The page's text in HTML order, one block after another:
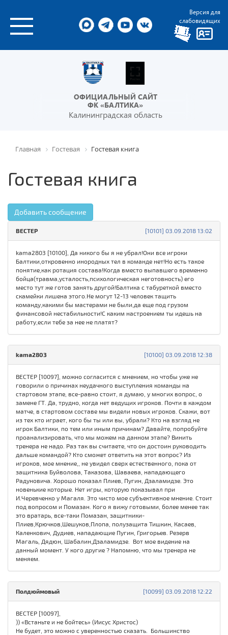
Версия для
слабовидящих
ОФИЦИАЛЬНЫЙ САЙТ
ФК «БАЛТИКА»
Калининградская область
Главная Гостевая Гостевая книга
Гостевая книга
Добавить сообщение
[10101] 03.09.2018 13:02
ВЕСТЕР
kama2803 [10100], Да никого бы я не убрал!Они все игроки
Балтики,откровенно инородных тел в команде нет!Но есть такое
понятие,как ротация состава!Когда вместо выпавшего временно
бойца(травма,усталость,психологическая неготовность) его
место тут же готов занять другой!Балтика с табуреткой вместо
скамейки лишена этого.Не могут 12-13 человек тащить
команду,какими бы мастерами не были,да еще под грузом
финансовой нестабильности!С каким настроением ты идешь на
работу,если тебе за нее не платят?
[10100] 03.09.2018 12:38
kama2803
ВЕСТЕР [10097], можно согласится с мнением, но чтобы уже не
говорили о причинах неудачного выступления команды на
стартовом этапе, все-равно стоит, я думаю, у многих вопрос, о
замене ГТ. Да, трудно, когда нет ведущих игроков. Почти в каждом
матче, в стартовом составе мы видели новых игроков. Скажи, вот
из тех кто играет, кого бы ты или вы, убрали? Кто на взгляд не
игрок Балтики, по тем или иным причинам? Давайте, попробуйте
проанализировать, что мы можем на данном этапе? Винить
тренера не надо. Раз так вы считаете, что он достоин руководить
дальше командой? Кто сможет ответить на этот вопрос? Из
игроков, мое мнение,, не увидел сверх естественного, пока от
защитника Буйволова, Таказова, Шаваева, нападающего
Радуновича. Хорошо показал Плиев, Пугин, Дзаламидзе. Это
новенькие которые. Нет игры, которую показывал при
И.Черевченко у Магаля. Это чисто мое субъективное мнение. Стоит
под вопросом и Помазан. Кого я вижу готовыми, более менее так
это вратарь, все-таки Помазан, защитники-
Плиев,Крючков,Шешуков,Плопа, полузащита Тишкин, Касаев,
Каленкович, Дудиев, нападающие Пугин, Григорьев. Резерв
Магаль, Дядюн, Шабалин,Дзаламидзе. Вот мое видение на
данный момент. У кого другие ? Напомню, что мы тренера не
меняем.
[10099] 03.09.2018 12:22
Полдюймовый
ВЕСТЕР [10097],
)) «Встаньте и не бойтесь» (Иисус Христос)
Не будет, это можно с уверенностью сказать. Большинство